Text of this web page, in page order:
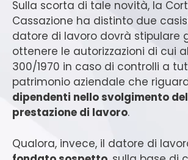
Sulla scorta di tale novità, la
Cassazione ha distinto due
datore di lavoro dovrà stipulare
ottenere le autorizzazioni di cui
300/1970 in caso di controlli a
patrimonio aziendale che
dipendenti nello svolgimento
prestazione di lavoro.
Qualora, invece, il datore di